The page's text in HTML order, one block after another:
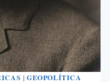
|GEOPOLÍTICA